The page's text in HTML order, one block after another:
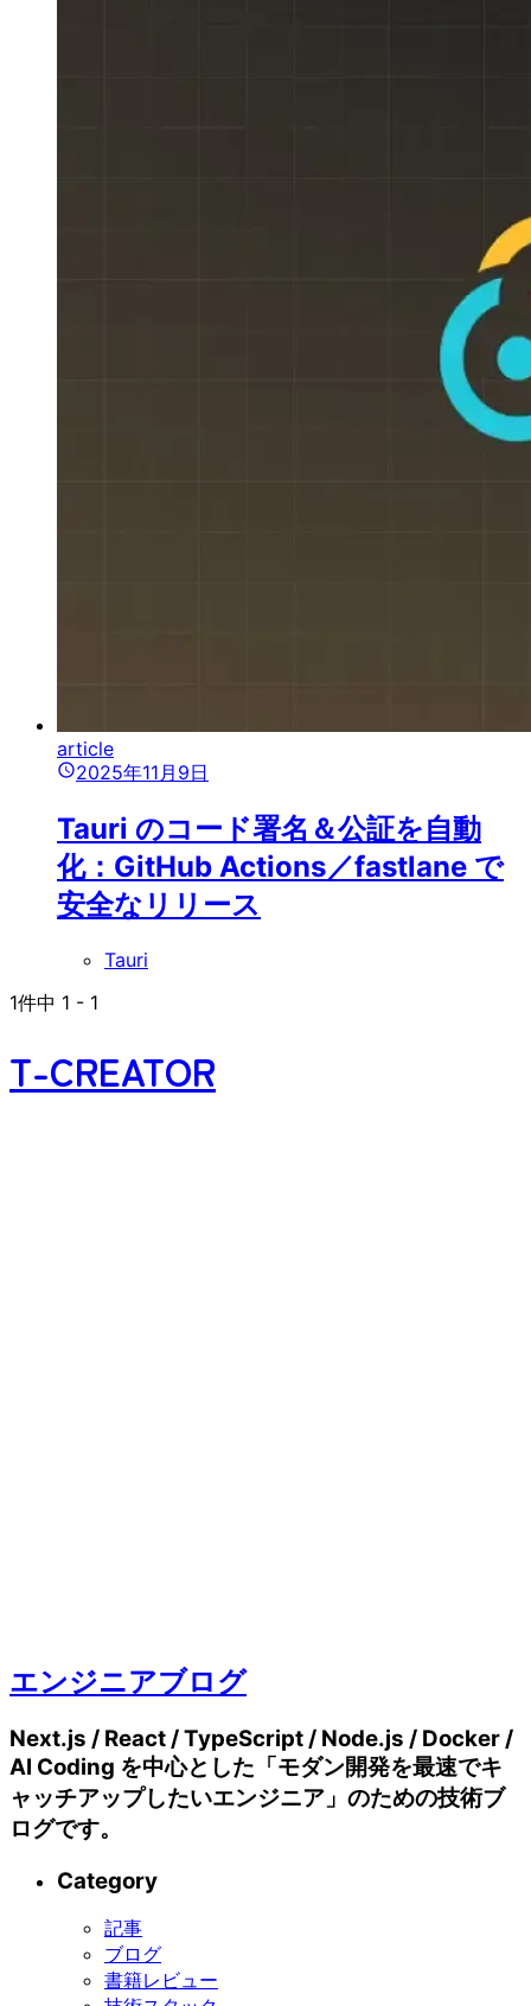
article
2025年11月9日
Tauri のコード署名＆公証を自動
化：GitHub Actions／fastlane で
安全なリリース
Tauri
1件中 1 - 1
T-CREATOR
エンジニアブログ
Next.js / React / TypeScript / Node.js / Docker /
AI Coding を中心とした「モダン開発を最速でキ
ャッチアップしたいエンジニア」のための技術ブ
ログです。
Category
記事
ブログ
書籍レビュー